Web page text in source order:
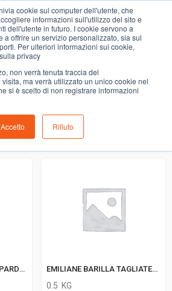
cookie sul computer dell'utente, che
informazioni sull'utilizzo del sito e
dell'utente in futuro. I cookie servono a
a offrire un servizio personalizzato, sia sul
Per ulteriori informazioni sui cookie,
privacy
non verrà tenuta traccia del
ma verrà utilizzato un unico cookie nel
si è scelto di non registrare informazioni
Accetto Rifiuto
UOVO COMUNE
SOON
settimanale devono essere indicati
apposito in sede di checkout
EMILIANE BARILLA PAPPARDELLE 176 EMILIANE BARILLA TAGLIATELLE
0.5 KG